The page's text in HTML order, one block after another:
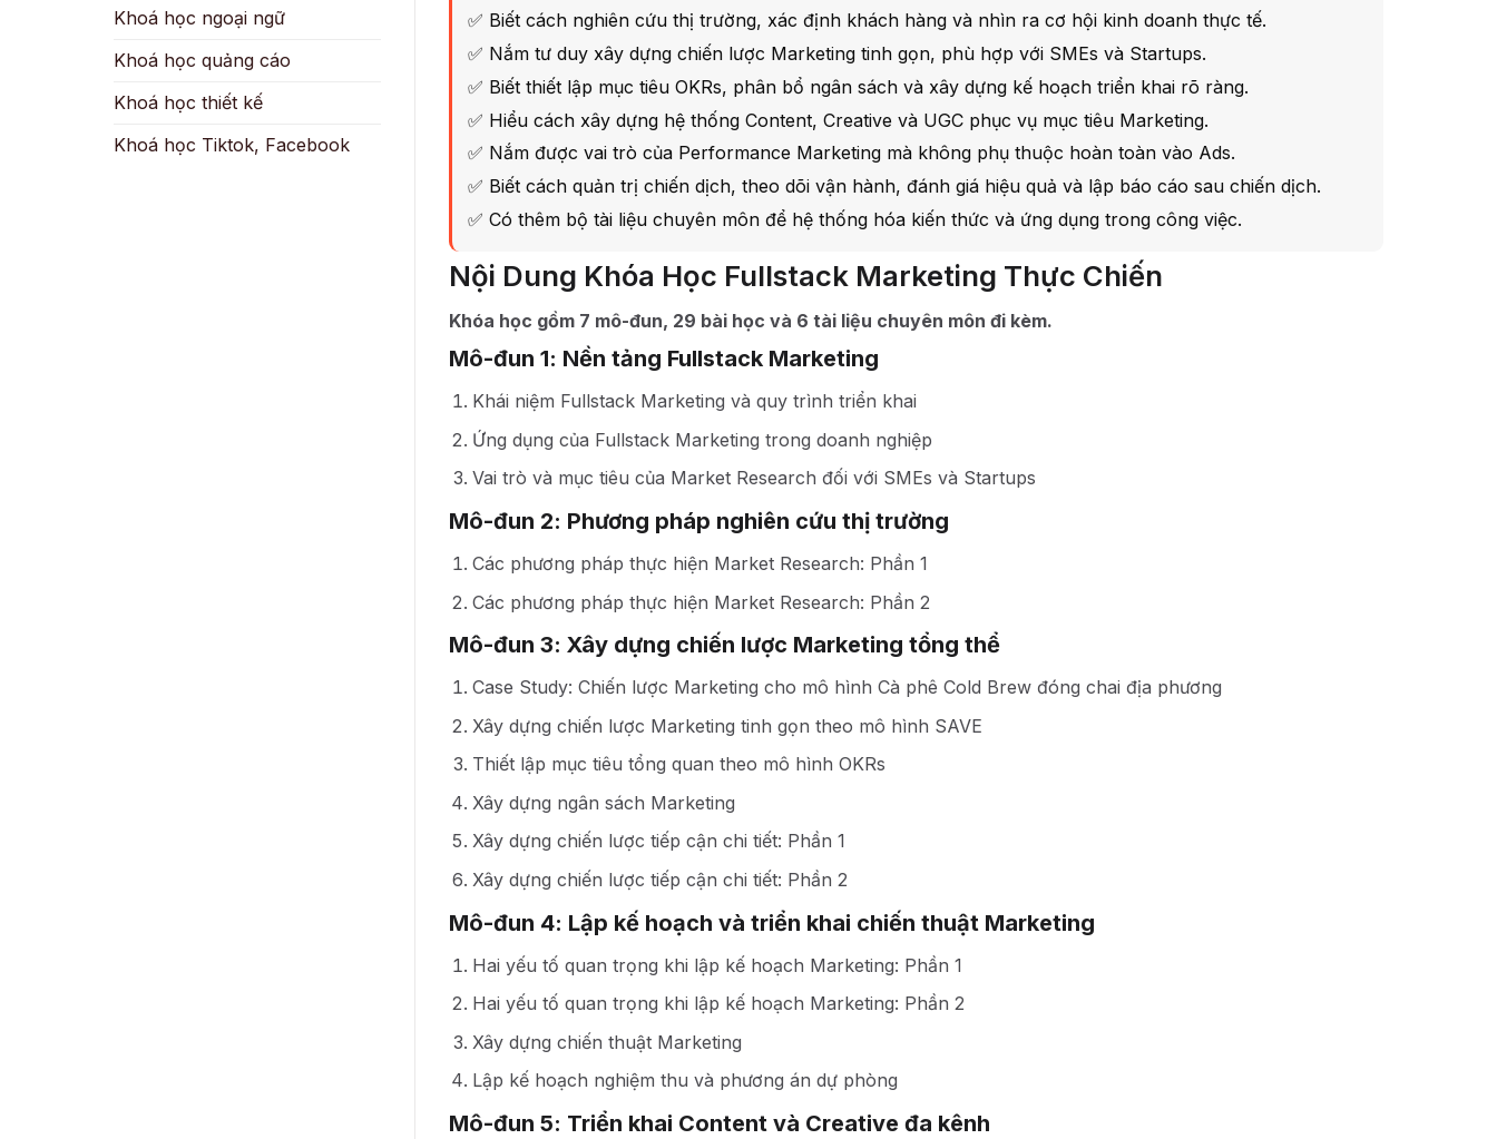
Khoá học ngoại ngữ
Khoá học quảng cáo
Khoá học thiết kế
Khoá học Tiktok, Facebook
✅ Biết cách nghiên cứu thị trường, xác định khách hàng và nhìn ra cơ hội kinh doanh thực tế.
✅ Nắm tư duy xây dựng chiến lược Marketing tinh gọn, phù hợp với SMEs và Startups.
✅ Biết thiết lập mục tiêu OKRs, phân bổ ngân sách và xây dựng kế hoạch triển khai rõ ràng.
✅ Hiểu cách xây dựng hệ thống Content, Creative và UGC phục vụ mục tiêu Marketing.
✅ Nắm được vai trò của Performance Marketing mà không phụ thuộc hoàn toàn vào Ads.
✅ Biết cách quản trị chiến dịch, theo dõi vận hành, đánh giá hiệu quả và lập báo cáo sau chiến dịch.
✅ Có thêm bộ tài liệu chuyên môn để hệ thống hóa kiến thức và ứng dụng trong công việc.
Nội Dung Khóa Học Fullstack Marketing Thực Chiến
Khóa học gồm 7 mô-đun, 29 bài học và 6 tài liệu chuyên môn đi kèm.
Mô-đun 1: Nền tảng Fullstack Marketing
Khái niệm Fullstack Marketing và quy trình triển khai
Ứng dụng của Fullstack Marketing trong doanh nghiệp
Vai trò và mục tiêu của Market Research đối với SMEs và Startups
Mô-đun 2: Phương pháp nghiên cứu thị trường
Các phương pháp thực hiện Market Research: Phần 1
Các phương pháp thực hiện Market Research: Phần 2
Mô-đun 3: Xây dựng chiến lược Marketing tổng thể
Case Study: Chiến lược Marketing cho mô hình Cà phê Cold Brew đóng chai địa phương
Xây dựng chiến lược Marketing tinh gọn theo mô hình SAVE
Thiết lập mục tiêu tổng quan theo mô hình OKRs
Xây dựng ngân sách Marketing
Xây dựng chiến lược tiếp cận chi tiết: Phần 1
Xây dựng chiến lược tiếp cận chi tiết: Phần 2
Mô-đun 4: Lập kế hoạch và triển khai chiến thuật Marketing
Hai yếu tố quan trọng khi lập kế hoạch Marketing: Phần 1
Hai yếu tố quan trọng khi lập kế hoạch Marketing: Phần 2
Xây dựng chiến thuật Marketing
Lập kế hoạch nghiệm thu và phương án dự phòng
Mô-đun 5: Triển khai Content và Creative đa kênh